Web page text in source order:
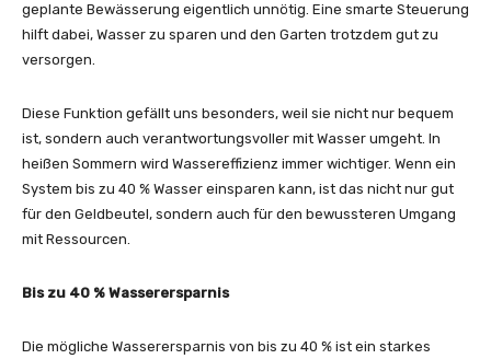
geplante Bewässerung eigentlich unnötig. Eine smarte Steuerung
hilft dabei, Wasser zu sparen und den Garten trotzdem gut zu
versorgen.
Diese Funktion gefällt uns besonders, weil sie nicht nur bequem
ist, sondern auch verantwortungsvoller mit Wasser umgeht. In
heißen Sommern wird Wassereffizienz immer wichtiger. Wenn ein
System bis zu 40 % Wasser einsparen kann, ist das nicht nur gut
für den Geldbeutel, sondern auch für den bewussteren Umgang
mit Ressourcen.
Bis zu 40 % Wasserersparnis
Die mögliche Wasserersparnis von bis zu 40 % ist ein starkes